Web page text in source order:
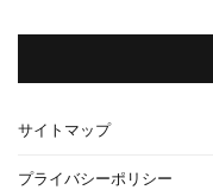
サイトマップ
プライバシーポリシー